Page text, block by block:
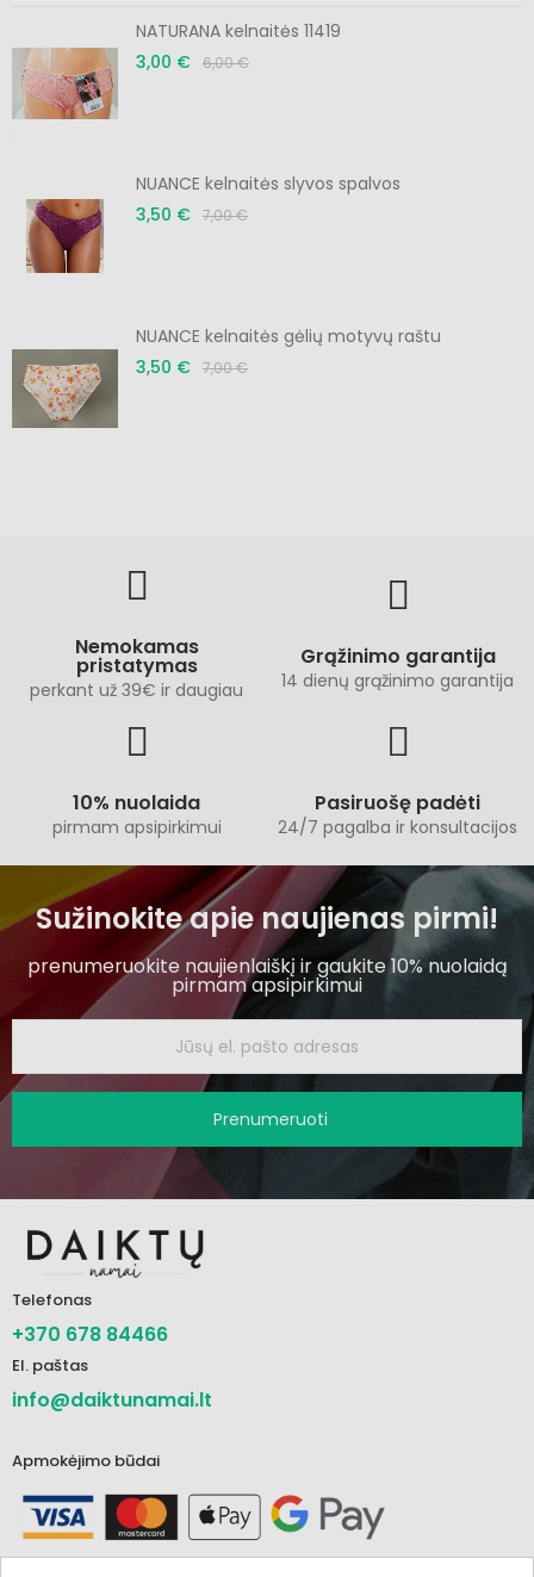
NATURANA kelnaitės 11419
3,00 € 6,00 €
NUANCE kelnaitės slyvos spalvos
3,50 € 7,00 €
NUANCE kelnaitės gėlių motyvų raštu
3,50 € 7,00 €
Nemokamas
pristatymas
perkant už 39€ ir daugiau
Grąžinimo garantija
14 dienų grąžinimo garantija
10% nuolaida
pirmam apsipirkimui
Pasiruošę padėti
24/7 pagalba ir konsultacijos
Sužinokite apie naujienas pirmi!
prenumeruokite naujienlaiškį ir gaukite 10% nuolaidą
pirmam apsipirkimui
Prenumeruoti
Telefonas
+370 678 84466
El. paštas
info@daiktunamai.lt
Apmokėjimo būdai